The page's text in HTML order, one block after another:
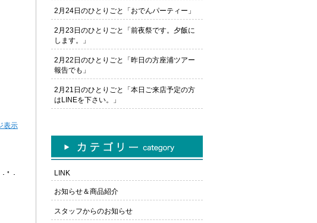
表示
ﾟ・
2月24日のひとりごと「おでんパーティー」
2月23日のひとりごと「前夜祭です。夕飯に
します。」
2月22日のひとりごと「昨日の方座浦ツアー
報告でも」
2月21日のひとりごと「本日ご来店予定の方
はLINEを下さい。」
LINK
お知らせ＆商品紹介
スタッフからのお知らせ